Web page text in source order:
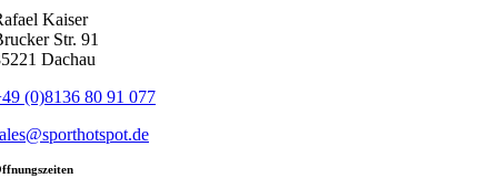
Kaiser
Str. 91
Dachau
(0)8136 80 91 077